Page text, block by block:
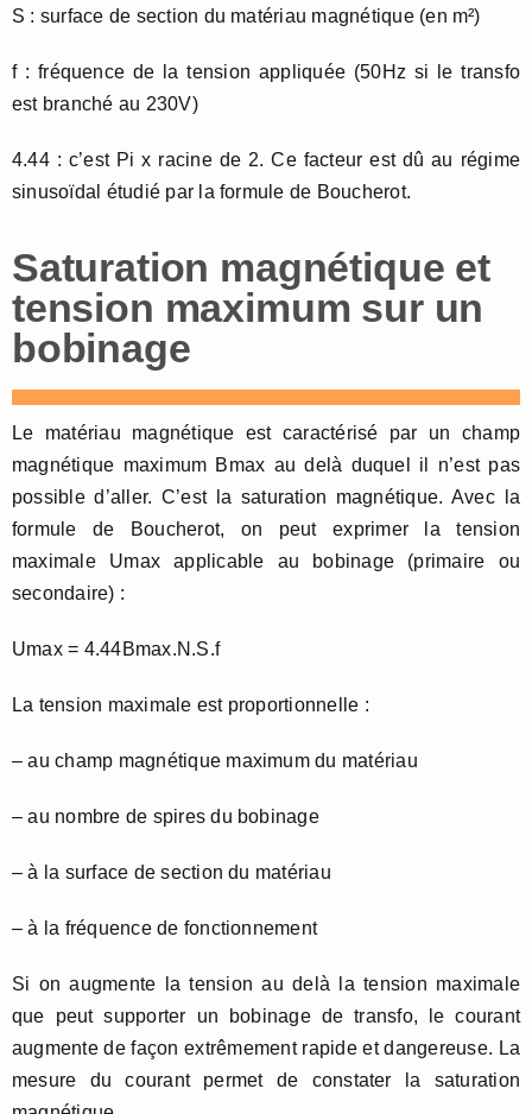
S : surface de section du matériau magnétique (en m²)
f : fréquence de la tension appliquée (50Hz si le transfo
est branché au 230V)
4.44 : c’est Pi x racine de 2. Ce facteur est dû au régime
sinusoïdal étudié par la formule de Boucherot.
Saturation magnétique et
tension maximum sur un
bobinage
Le matériau magnétique est caractérisé par un champ
magnétique maximum Bmax au delà duquel il n’est pas
possible d’aller. C’est la saturation magnétique. Avec la
formule de Boucherot, on peut exprimer la tension
maximale Umax applicable au bobinage (primaire ou
secondaire) :
Umax = 4.44Bmax.N.S.f
La tension maximale est proportionnelle :
– au champ magnétique maximum du matériau
– au nombre de spires du bobinage
– à la surface de section du matériau
– à la fréquence de fonctionnement
Si on augmente la tension au delà la tension maximale
que peut supporter un bobinage de transfo, le courant
augmente de façon extrêmement rapide et dangereuse. La
mesure du courant permet de constater la saturation